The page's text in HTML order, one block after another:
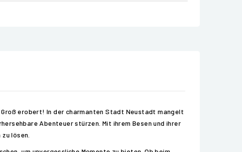
Groß erobert! In der charmanten Stadt Neustadt mangelt
Abenteuer stürzen. Mit ihrem Besen und ihrer
lösen.